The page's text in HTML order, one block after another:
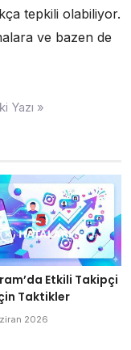
tepkili olabiliyor.
ve bazen de
Yazı »
Etkili Takipçi
Taktikler
2026